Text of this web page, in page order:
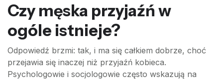
Czy męska przyjaźń w
ogóle istnieje?
Odpowiedź brzmi: tak, i ma się całkiem dobrze, choć
przejawia się inaczej niż przyjaźń kobieca.
Psychologowie i socjologowie często wskazują na